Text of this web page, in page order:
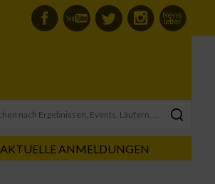
AKTUELLE ANMELDUNGEN